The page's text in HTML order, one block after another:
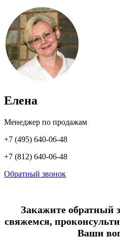
Елена
Менеджер по продажам
+7 (495) 640-06-48
+7 (812) 640-06-48
Обратный звонок
Закажите
свяжемся,
Ваши